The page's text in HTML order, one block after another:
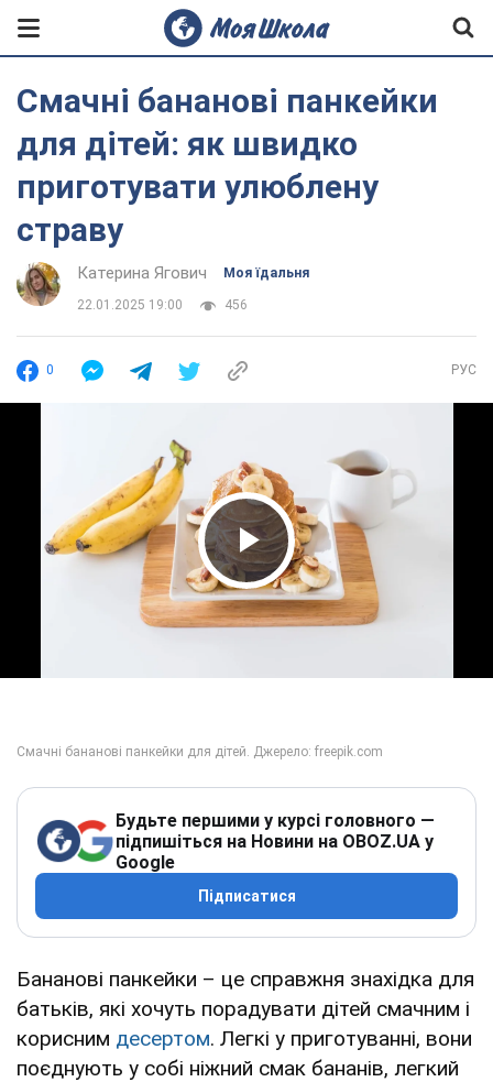
Смачні бананові панкейки
для дітей: як швидко
приготувати улюблену
страву
Катерина Ягович Моя їдальня
22.01.2025 19:00 456
0 РУС
Play Video
Будьте першими у курсі головного —
підпишіться на Новини на OBOZ.UA у
Google
Підписатися
Бананові панкейки – це справжня знахідка для
батьків, які хочуть порадувати дітей смачним і
корисним десертом. Легкі у приготуванні, вони
поєднують у собі ніжний смак бананів, легкий